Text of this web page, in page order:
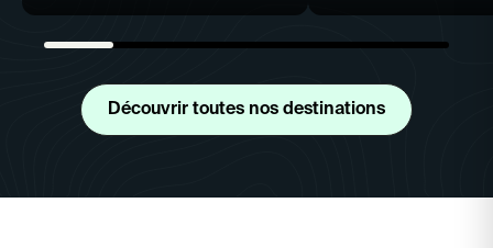
Découvrir toutes nos destinations